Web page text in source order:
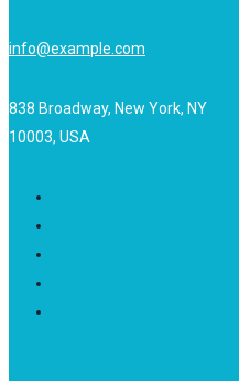
info@example.com
838 Broadway, New York, NY
10003, USA